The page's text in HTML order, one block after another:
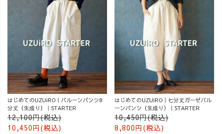
はじめてのUZUiRO｜バルーンパンツ8
分丈（生成り）｜STARTER
12,100円(税込)
10,450円(税込)
はじめてのUZUiRO｜七分丈ガーゼバル
ーンパンツ（生成り）｜STARTER
10,450円(税込)
8,800円(税込)